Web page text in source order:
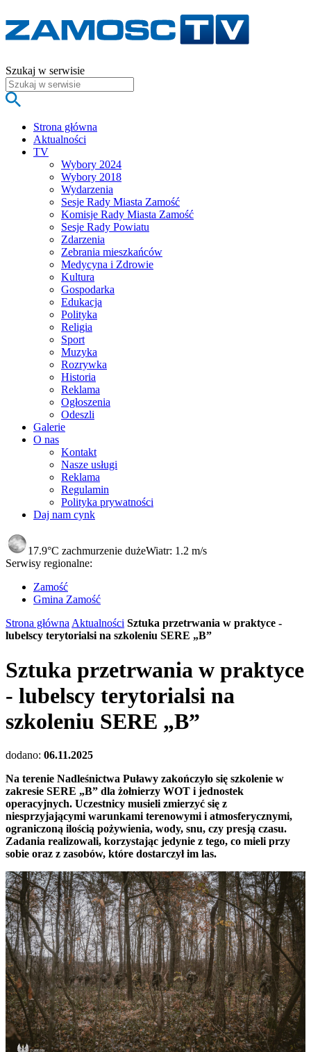
Szukaj w serwisie
Strona główna
Aktualności
TV
Wybory 2024
Wybory 2018
Wydarzenia
Sesje Rady Miasta Zamość
Komisje Rady Miasta Zamość
Sesje Rady Powiatu
Zdarzenia
Zebrania mieszkańców
Medycyna i Zdrowie
Kultura
Gospodarka
Edukacja
Polityka
Religia
Sport
Muzyka
Rozrywka
Historia
Reklama
Ogłoszenia
Odeszli
Galerie
O nas
Kontakt
Nasze usługi
Reklama
Regulamin
Polityka prywatności
Daj nam cynk
17.9°C zachmurzenie dużeWiatr: 1.2 m/s
Serwisy regionalne:
Zamość
Gmina Zamość
Strona główna Aktualności Sztuka przetrwania w praktyce -
lubelscy terytorialsi na szkoleniu SERE „B”
Sztuka przetrwania w praktyce
- lubelscy terytorialsi na
szkoleniu SERE „B”
dodano: 06.11.2025
Na terenie Nadleśnictwa Puławy zakończyło się szkolenie w
zakresie SERE „B” dla żołnierzy WOT i jednostek
operacyjnych. Uczestnicy musieli zmierzyć się z
niesprzyjającymi warunkami terenowymi i atmosferycznymi,
ograniczoną ilością pożywienia, wody, snu, czy presją czasu.
Zadania realizowali, korzystając jedynie z tego, co mieli przy
sobie oraz z zasobów, które dostarczył im las.